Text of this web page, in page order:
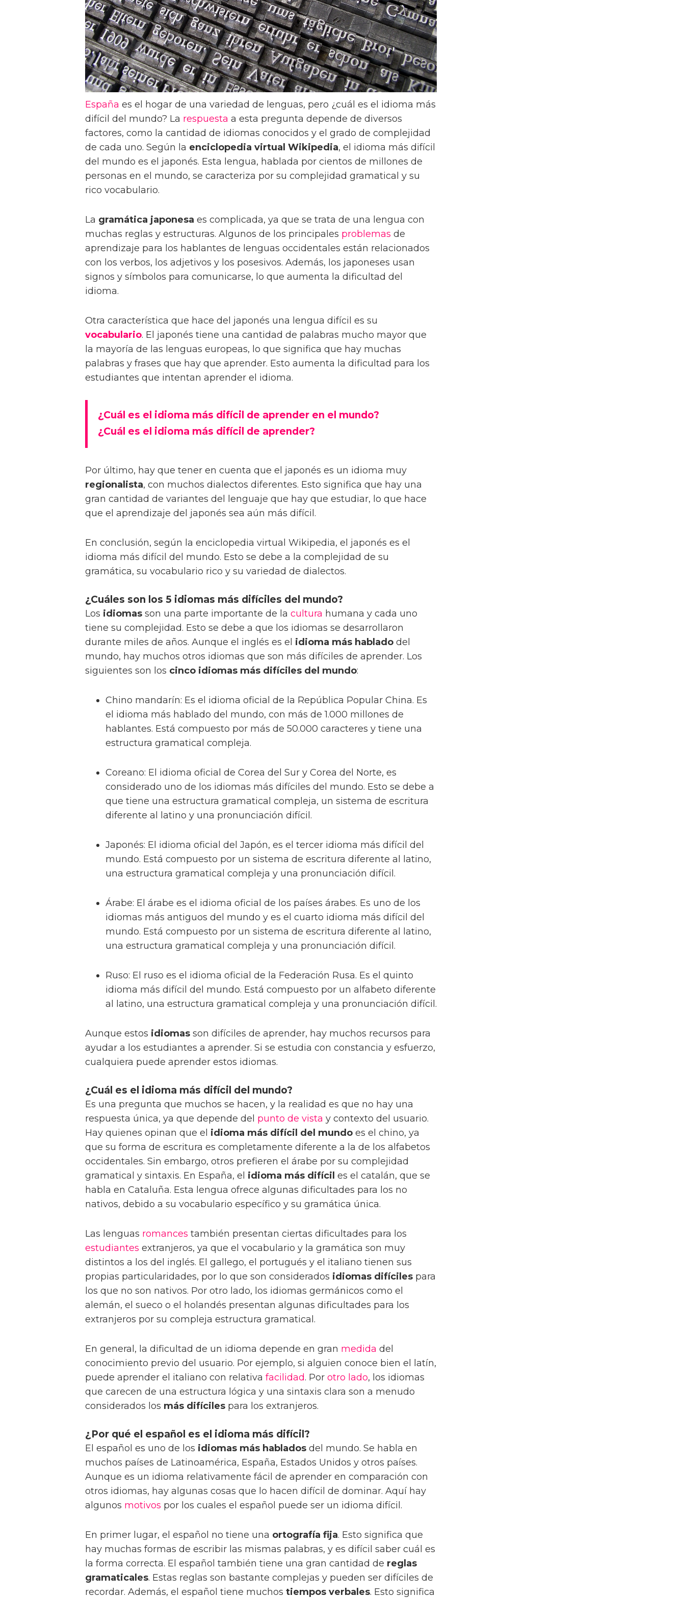
España es el hogar de una variedad de lenguas, pero ¿cuál es el idioma más
difícil del mundo? La respuesta a esta pregunta depende de diversos
factores, como la cantidad de idiomas conocidos y el grado de complejidad
de cada uno. Según la enciclopedia virtual Wikipedia, el idioma más difícil
del mundo es el japonés. Esta lengua, hablada por cientos de millones de
personas en el mundo, se caracteriza por su complejidad gramatical y su
rico vocabulario.
La gramática japonesa es complicada, ya que se trata de una lengua con
muchas reglas y estructuras. Algunos de los principales problemas de
aprendizaje para los hablantes de lenguas occidentales están relacionados
con los verbos, los adjetivos y los posesivos. Además, los japoneses usan
signos y símbolos para comunicarse, lo que aumenta la dificultad del
idioma.
Otra característica que hace del japonés una lengua difícil es su
vocabulario. El japonés tiene una cantidad de palabras mucho mayor que
la mayoría de las lenguas europeas, lo que significa que hay muchas
palabras y frases que hay que aprender. Esto aumenta la dificultad para los
estudiantes que intentan aprender el idioma.
¿Cuál es el idioma más difícil de aprender en el mundo?
¿Cuál es el idioma más difícil de aprender?
Por último, hay que tener en cuenta que el japonés es un idioma muy
regionalista, con muchos dialectos diferentes. Esto significa que hay una
gran cantidad de variantes del lenguaje que hay que estudiar, lo que hace
que el aprendizaje del japonés sea aún más difícil.
En conclusión, según la enciclopedia virtual Wikipedia, el japonés es el
idioma más difícil del mundo. Esto se debe a la complejidad de su
gramática, su vocabulario rico y su variedad de dialectos.
¿Cuáles son los 5 idiomas más difíciles del mundo?
Los idiomas son una parte importante de la cultura humana y cada uno
tiene su complejidad. Esto se debe a que los idiomas se desarrollaron
durante miles de años. Aunque el inglés es el idioma más hablado del
mundo, hay muchos otros idiomas que son más difíciles de aprender. Los
siguientes son los cinco idiomas más difíciles del mundo:
Chino mandarín: Es el idioma oficial de la República Popular China. Es
el idioma más hablado del mundo, con más de 1.000 millones de
hablantes. Está compuesto por más de 50.000 caracteres y tiene una
estructura gramatical compleja.
Coreano: El idioma oficial de Corea del Sur y Corea del Norte, es
considerado uno de los idiomas más difíciles del mundo. Esto se debe a
que tiene una estructura gramatical compleja, un sistema de escritura
diferente al latino y una pronunciación difícil.
Japonés: El idioma oficial del Japón, es el tercer idioma más difícil del
mundo. Está compuesto por un sistema de escritura diferente al latino,
una estructura gramatical compleja y una pronunciación difícil.
Árabe: El árabe es el idioma oficial de los países árabes. Es uno de los
idiomas más antiguos del mundo y es el cuarto idioma más difícil del
mundo. Está compuesto por un sistema de escritura diferente al latino,
una estructura gramatical compleja y una pronunciación difícil.
Ruso: El ruso es el idioma oficial de la Federación Rusa. Es el quinto
idioma más difícil del mundo. Está compuesto por un alfabeto diferente
al latino, una estructura gramatical compleja y una pronunciación difícil.
Aunque estos idiomas son difíciles de aprender, hay muchos recursos para
ayudar a los estudiantes a aprender. Si se estudia con constancia y esfuerzo,
cualquiera puede aprender estos idiomas.
¿Cuál es el idioma más difícil del mundo?
Es una pregunta que muchos se hacen, y la realidad es que no hay una
respuesta única, ya que depende del punto de vista y contexto del usuario.
Hay quienes opinan que el idioma más difícil del mundo es el chino, ya
que su forma de escritura es completamente diferente a la de los alfabetos
occidentales. Sin embargo, otros prefieren el árabe por su complejidad
gramatical y sintaxis. En España, el idioma más difícil es el catalán, que se
habla en Cataluña. Esta lengua ofrece algunas dificultades para los no
nativos, debido a su vocabulario específico y su gramática única.
Las lenguas romances también presentan ciertas dificultades para los
estudiantes extranjeros, ya que el vocabulario y la gramática son muy
distintos a los del inglés. El gallego, el portugués y el italiano tienen sus
propias particularidades, por lo que son considerados idiomas difíciles para
los que no son nativos. Por otro lado, los idiomas germánicos como el
alemán, el sueco o el holandés presentan algunas dificultades para los
extranjeros por su compleja estructura gramatical.
En general, la dificultad de un idioma depende en gran medida del
conocimiento previo del usuario. Por ejemplo, si alguien conoce bien el latín,
puede aprender el italiano con relativa facilidad. Por otro lado, los idiomas
que carecen de una estructura lógica y una sintaxis clara son a menudo
considerados los más difíciles para los extranjeros.
¿Por qué el español es el idioma más difícil?
El español es uno de los idiomas más hablados del mundo. Se habla en
muchos países de Latinoamérica, España, Estados Unidos y otros países.
Aunque es un idioma relativamente fácil de aprender en comparación con
otros idiomas, hay algunas cosas que lo hacen difícil de dominar. Aquí hay
algunos motivos por los cuales el español puede ser un idioma difícil.
En primer lugar, el español no tiene una ortografía fija. Esto significa que
hay muchas formas de escribir las mismas palabras, y es difícil saber cuál es
la forma correcta. El español también tiene una gran cantidad de reglas
gramaticales. Estas reglas son bastante complejas y pueden ser difíciles de
recordar. Además, el español tiene muchos tiempos verbales. Esto significa